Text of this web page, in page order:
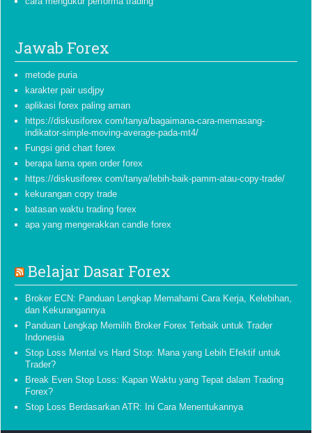
Jawab Forex
metode puria
karakter pair usdjpy
aplikasi forex paling aman
https://diskusiforex com/tanya/bagaimana-cara-memasang-
indikator-simple-moving-average-pada-mt4/
Fungsi grid chart forex
berapa lama open order forex
https://diskusiforex com/tanya/lebih-baik-pamm-atau-copy-trade/
kekurangan copy trade
batasan waktu trading forex
apa yang mengerakkan candle forex
Belajar Dasar Forex
Broker ECN: Panduan Lengkap Memahami Cara Kerja, Kelebihan,
dan Kekurangannya
Panduan Lengkap Memilih Broker Forex Terbaik untuk Trader
Indonesia
Stop Loss Mental vs Hard Stop: Mana yang Lebih Efektif untuk
Trader?
Break Even Stop Loss: Kapan Waktu yang Tepat dalam Trading
Forex?
Stop Loss Berdasarkan ATR: Ini Cara Menentukannya